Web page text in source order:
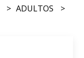
ADULTOS